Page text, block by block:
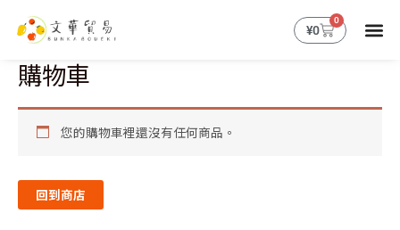
¥0
0
購
物
購物車
您的購物車裡還沒有任何商品。
回到商店